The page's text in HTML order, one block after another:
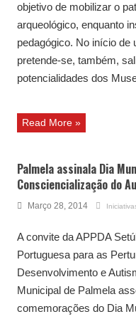
objetivo de mobilizar o
arqueológico, enquanto
pedagógico. No início de
pretende-se, também,
potencialidades dos
Read More »
Palmela assinala Dia
Consciencialização do
Março 28, 2014
A convite da APPDA
Portuguesa para as
Desenvolvimento e
Municipal de Palmela
comemorações do Dia